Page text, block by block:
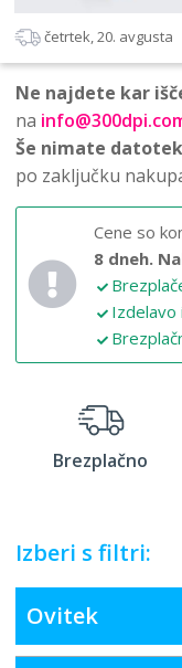
četrtek, 20. avgusta
Ne najdete kar
na
Še nimate
po zaključku
Cene so
8 dneh.
Izdelavo
Brezplačno
Izberi s filtri:
Ovitek